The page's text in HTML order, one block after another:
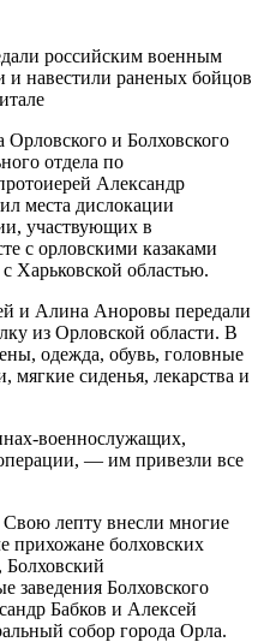
и Болховского
отдела по
Александр
места дислокации
участвующих в
с орловскими казаками
Харьковской областью.
и Алина Аноровы передали
из Орловской области. В
одежда, обувь, головные
мягкие сиденья, лекарства и
военнослужащих,
— им привезли все
лепту внесли многие
болховских
Болховский
заведения Болховского
Бабков и Алексей
собор города Орла.